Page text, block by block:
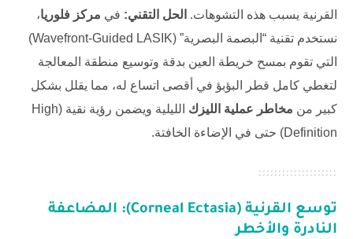
القرنية يسبب هذه التشوهات. الحل التقني: في مركز فلوريا،
نستخدم تقنية “البصمة البصرية” (Wavefront-Guided LASIK)
التي تقوم بمسح خريطة العين بدقة وتوسيع منطقة المعالجة
لتغطي كامل قطر البؤبؤ في أقصى اتساع له، مما يقلل بشكل
كبير من مخاطر عملية الليزك
الليلية ويضمن رؤية نقية (High
Definition) حتى في الإضاءة الخافتة.
توسع القرنية (Corneal Ectasia): المضاعفة
النادرة والأخطر